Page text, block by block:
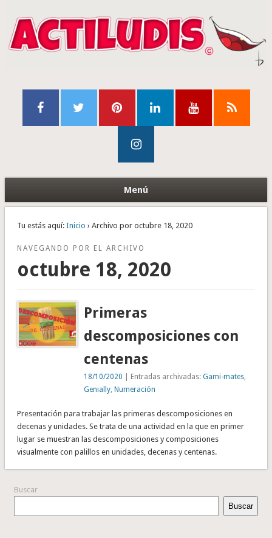
Menú
Tu estás aquí: Inicio › Archivo por octubre 18, 2020
NAVEGANDO POR EL ARCHIVO
octubre 18, 2020
Primeras
descomposiciones con
centenas
18/10/2020 | Entradas archivadas:Gami-mates
Genially ,Numeración
Presentación para trabajar las primeras descomposiciones en
decenas y unidades. Se trata de una actividad en la que en primer
lugar se muestran las descomposiciones y composiciones
visualmente con palillos en unidades, decenas y centenas.
Buscar
Buscar